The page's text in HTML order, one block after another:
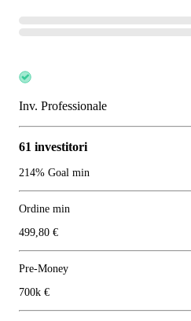
Inv. Professionale
61 investitori
214% Goal min
Ordine min
499,80 €
Pre-Money
700k €